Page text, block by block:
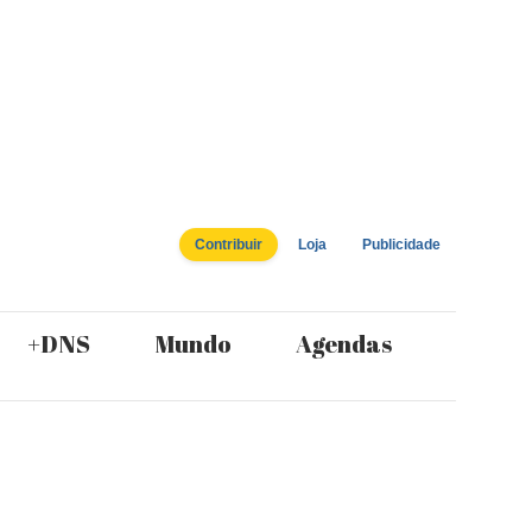
Contribuir Loja Publicidade
+DNS Mundo Agendas